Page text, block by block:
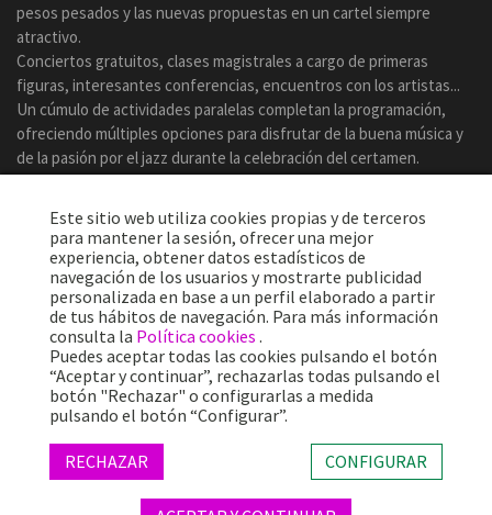
pesos pesados y las nuevas propuestas en un cartel siempre
atractivo.
Conciertos gratuitos, clases magistrales a cargo de primeras
figuras, interesantes conferencias, encuentros con los artistas...
Un cúmulo de actividades paralelas completan la programación,
ofreciendo múltiples opciones para disfrutar de la buena música y
de la pasión por el jazz durante la celebración del certamen.
Más de 25 años ofreciendo la mejor música en directo desde
Barcelona.
Conciertos, festivales y eventos de gran convocatoria.
Este sitio web utiliza cookies propias y de terceros
para mantener la sesión, ofrecer una mejor
experiencia, obtener datos estadísticos de
navegación de los usuarios y mostrarte publicidad
personalizada en base a un perfil elaborado a partir
de tus hábitos de navegación. Para más información
consulta la Política cookies .
Puedes aceptar todas las cookies pulsando el botón
“Aceptar y continuar”, rechazarlas todas pulsando el
botón "Rechazar" o configurarlas a medida
pulsando el botón “Configurar”.
RECHAZAR CONFIGURAR